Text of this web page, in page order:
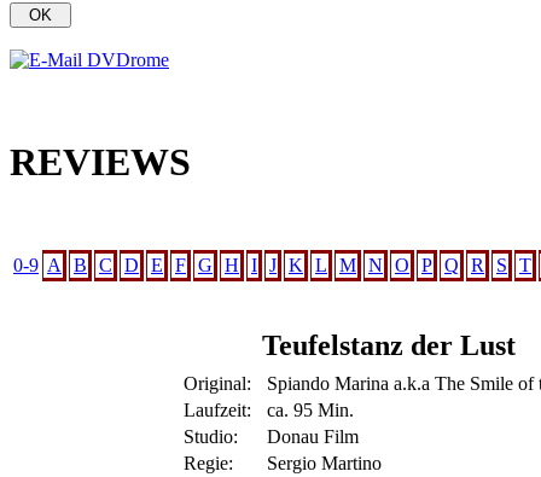
REVIEWS
0-9 A B C D E F G H I J K L M N O P Q R S T
Teufelstanz der Lust
Original:
Spiando Marina a.k.a The Smile
Laufzeit:
ca. 95 Min.
Studio:
Donau Film
Regie:
Sergio Martino